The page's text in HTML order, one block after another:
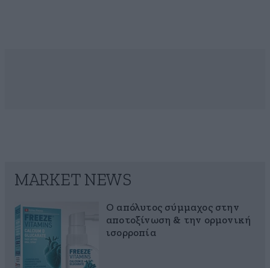
MARKET NEWS
Ο απόλυτος σύμμαχος στην
αποτοξίνωση & την ορμονική
ισορροπία